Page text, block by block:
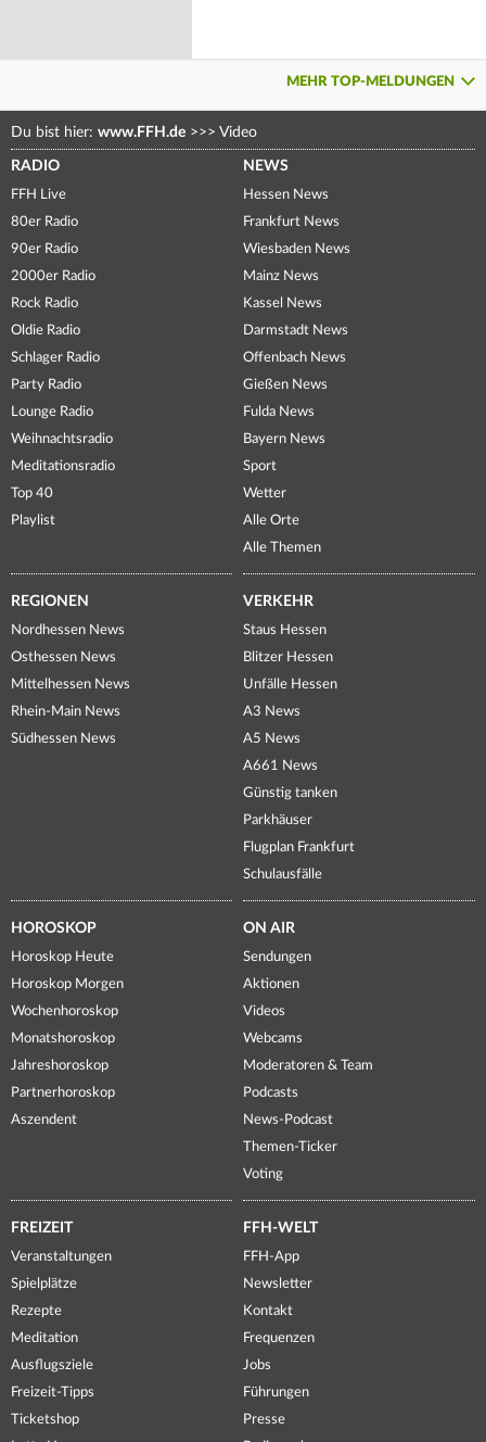
MEHR TOP-MELDUNGEN
Du bist hier: www.FFH.de >>> Video
RADIO
FFH Live
80er Radio
90er Radio
2000er Radio
Rock Radio
Oldie Radio
Schlager Radio
Party Radio
Lounge Radio
Weihnachtsradio
Meditationsradio
Top 40
Playlist
NEWS
Hessen News
Frankfurt News
Wiesbaden News
Mainz News
Kassel News
Darmstadt News
Offenbach News
Gießen News
Fulda News
Bayern News
Sport
Wetter
Alle Orte
Alle Themen
REGIONEN
Nordhessen News
Osthessen News
Mittelhessen News
Rhein-Main News
Südhessen News
VERKEHR
Staus Hessen
Blitzer Hessen
Unfälle Hessen
A3 News
A5 News
A661 News
Günstig tanken
Parkhäuser
Flugplan Frankfurt
Schulausfälle
HOROSKOP
Horoskop Heute
Horoskop Morgen
Wochenhoroskop
Monatshoroskop
Jahreshoroskop
Partnerhoroskop
Aszendent
ON AIR
Sendungen
Aktionen
Videos
Webcams
Moderatoren & Team
Podcasts
News-Podcast
Themen-Ticker
Voting
FREIZEIT
Veranstaltungen
Spielplätze
Rezepte
Meditation
Ausflugsziele
Freizeit-Tipps
Ticketshop
FFH-WELT
FFH-App
Newsletter
Kontakt
Frequenzen
Jobs
Führungen
Presse